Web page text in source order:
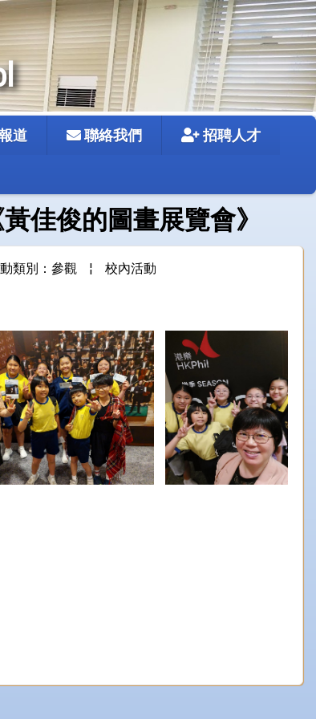
道 聯絡我們 招聘人才
佳俊的圖畫展覽會》
類別：參觀 ¦
校內活動